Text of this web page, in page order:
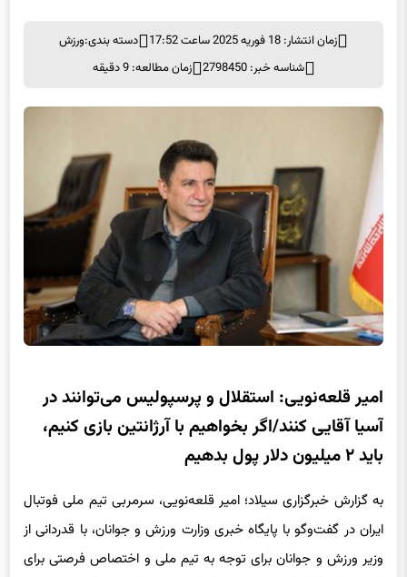
زمان انتشار: 18 فوریه 2025 ساعت 17:52 دسته بندی:ورزش
شناسه خبر: 2798450
زمان مطالعه: 9 دقیقه
امیر قلعه‌نویی: استقلال و پرسپولیس می‌توانند در
آسیا آقایی کنند/اگر بخواهیم با آرژانتین بازی کنیم،
باید ۲ میلیون دلار پول بدهیم
به گزارش خبرگزاری سیلاد؛ امیر قلعه‌نویی، سرمربی تیم ملی فوتبال
ایران در گفت‌وگو با پایگاه خبری وزارت ورزش و جوانان، با قدردانی از
وزیر ورزش و جوانان برای توجه به تیم ملی و اختصاص فرصتی برای